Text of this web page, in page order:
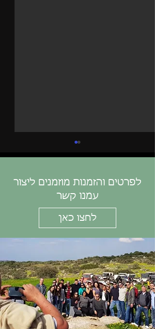
FARM TO TABLE
לפרטים והזמנות מוזמנים ליצור
עמנו קשר
לחצו כאן